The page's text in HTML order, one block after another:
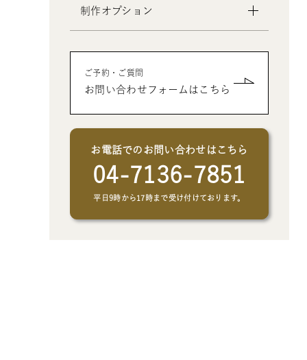
日プレゼントの絵本
本
- 敬老の日のプレゼントの絵本
リスマスプレゼントの絵本
- 中学生、高校生、大学生へのクリ
スマスプレゼントの絵本
- 男性、彼氏、夫、男友達へのクリ
スマスプレゼントの絵本
スマスプレゼントの絵本
制作オプション
ョン
ご予約・ご質問
お問い合わせフォームはこちら
お電話でのお問い合わせはこちら
04-7136-7851
平日9時から17時まで受け付けております。